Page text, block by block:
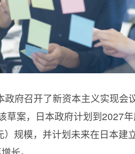
府召开了新资本主义实现会
草案，日本政府计划到2027
规模，并计划未来在日本建